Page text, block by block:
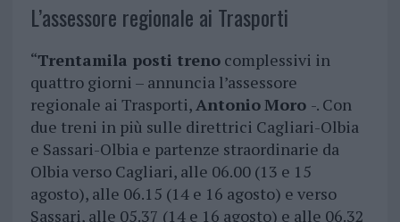
L’assessore regionale ai Trasporti
“Trentamila posti trenocomplessivi in
quattro giorni – annuncia l’assessore
regionale ai Trasporti,AntonioMoro -. Con
due treni in più sulle direttrici Cagliari-Olbia
e Sassari-Olbia e partenze straordinarie da
Olbia verso Cagliari, alle 06.00 (13 e 15
agosto), alle 06.15 (14 e 16 agosto) e verso
Sassari, alle 05.37 (14 e 16 agosto) e alle 06.32